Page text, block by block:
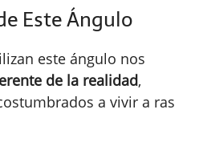
Este Ángulo
este ángulo nos
de la realidad,
a vivir a ras